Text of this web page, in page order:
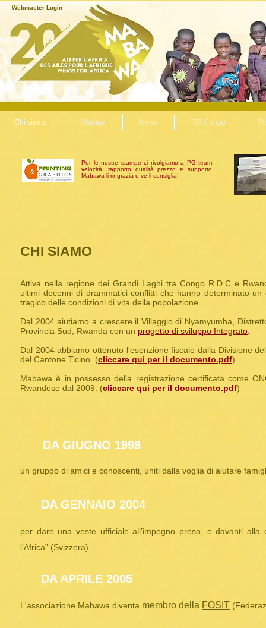
Webmaster Login
Chi siamo Stampa News RD Congo
Per le nostre stampe ci rivolgiamo a PG team:
velocità, rapporto qualità prezzo e supporto.
Mabawa li ringrazia e ve li consiglia!
CHI SIAMO
Attiva nella regione dei Grandi Laghi tra Congo R.D.C e
ultimi decenni di drammatici conflitti che hanno determinato un
tragico delle condizioni di vita della popolazione
Dal 2004 aiutiamo a crescere il Villaggio di Nyamyumba,
Provincia Sud, Rwanda con un progetto di sviluppo Integrato
Dal 2004 abbiamo ottenuto l'esenzione fiscale dalla Divisione
del Cantone Ticino. (cliccare qui per il documento.pdf)
Mabawa è in possesso della registrazione certificata come
Rwandese dal 2009. (cliccare qui per il documento.pdf)
DA GIUGNO 1998
un gruppo di amici e conoscenti, uniti dalla voglia di aiutare
DA GENNAIO 2004
per dare una veste ufficiale all’impegno preso, e davanti alla
l’Africa” (Svizzera).
DA APRILE 2005
L'associazione Mabawa diventa membro della FOSIT